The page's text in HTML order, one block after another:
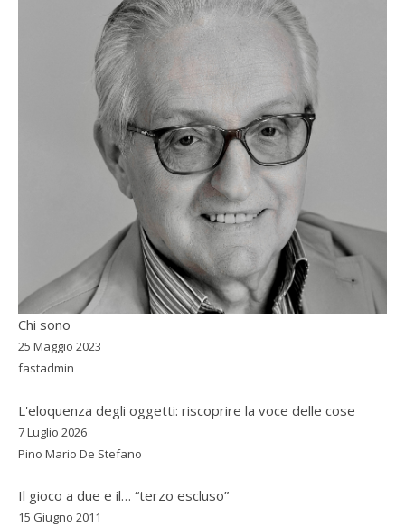
Chi sono
25 Maggio 2023
fastadmin
L'eloquenza degli oggetti: riscoprire la voce delle cose
7 Luglio 2026
Pino Mario De Stefano
Il gioco a due e il… “terzo escluso”
15 Giugno 2011